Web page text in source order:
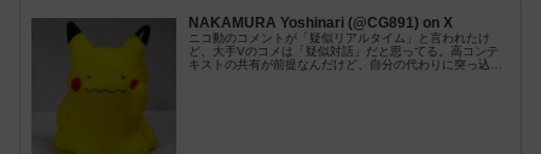
NAKAMURA Yoshinari (@CG891) on X
ニコ動のコメントが「疑似リアルタイム」と言われたけ
ど、大手Vのコメは「疑似対話」だと思ってる。高コンテ
キストの共有が前提なんだけど、自分の代わりに突っ込み